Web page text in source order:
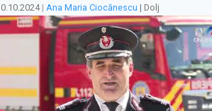
| Ana Maria Ciocănescu | Dolj